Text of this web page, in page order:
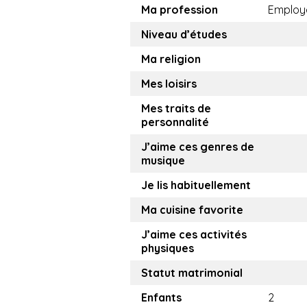
Ma profession
Niveau d’études
Ma religion
Mes loisirs
Mes traits de
personnalité
J’aime ces genres de
musique
Je lis habituellement
Ma cuisine favorite
J’aime ces activités
physiques
Statut matrimonial
Enfants
2